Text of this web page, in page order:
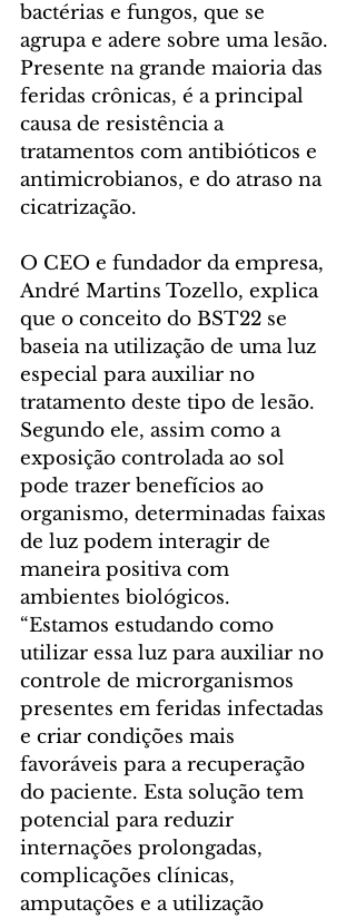
bactérias e fungos, que se
agrupa e adere sobre uma lesão.
Presente na grande maioria das
feridas crônicas, é a principal
causa de resistência a
tratamentos com antibióticos e
antimicrobianos, e do atraso na
cicatrização.
O CEO e fundador da empresa,
André Martins Tozello, explica
que o conceito do BST22 se
baseia na utilização de uma luz
especial para auxiliar no
tratamento deste tipo de lesão.
Segundo ele, assim como a
exposição controlada ao sol
pode trazer benefícios ao
organismo, determinadas faixas
de luz podem interagir de
maneira positiva com
ambientes biológicos.
“Estamos estudando como
utilizar essa luz para auxiliar no
controle de microrganismos
presentes em feridas infectadas
e criar condições mais
favoráveis para a recuperação
do paciente. Esta solução tem
potencial para reduzir
internações prolongadas,
complicações clínicas,
amputações e a utilização